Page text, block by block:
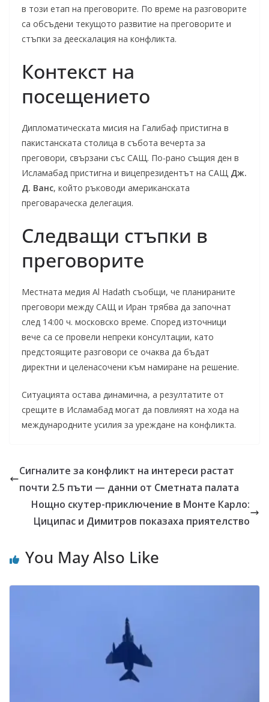
в този етап на преговорите. По време на разговорите
са обсъдени текущото развитие на преговорите и
стъпки за деескалация на конфликта.
Контекст на
посещението
Дипломатическата мисия на Галибаф пристигна в
пакистанската столица в събота вечерта за
преговори, свързани със САЩ. По-рано същия ден в
Исламабад пристигна и вицепрезидентът на САЩ Дж.
Д. Ванс, който ръководи американската
преговараческа делегация.
Следващи стъпки в
преговорите
Местната медия Al Hadath съобщи, че планираните
преговори между САЩ и Иран трябва да започнат
след 14:00 ч. московско време. Според източници
вече са се провели непреки консултации, като
предстоящите разговори се очаква да бъдат
директни и целенасочени към намиране на решение.
Ситуацията остава динамична, а резултатите от
срещите в Исламабад могат да повлияят на хода на
международните усилия за уреждане на конфликта.
Сигналите за конфликт на интереси растат
почти 2.5 пъти — данни от Сметната палата
Нощно скутер-приключение в Монте Карло:
Циципас и Димитров показаха приятелство
You May Also Like